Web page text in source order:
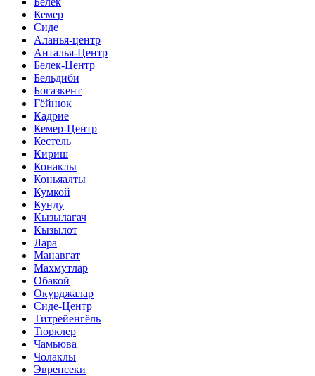
Кемер
Сиде
Аланья-центр
Анталья-Центр
Белек-Центр
Бельдиби
Богазкент
Гёйнюк
Кадрие
Кемер-Центр
Кестель
Кириш
Конаклы
Коньяалты
Кумкой
Кунду
Кызылагач
Кызылот
Лара
Манавгат
Махмутлар
Обакой
Окурджалар
Сиде-Центр
Титрейенгёль
Тюрклер
Чамьюва
Чолаклы
Эвренсеки